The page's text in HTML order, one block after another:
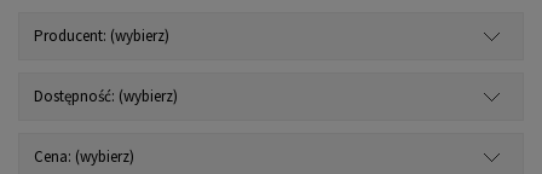
Producent: (wybierz)
Dostępność: (wybierz)
Cena: (wybierz)